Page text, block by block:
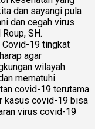
dan sayangi pula
dan cegah virus
SH.
Covid-19 tingkat
agar
wilayah
mematuhi
covid-19 terutama
kasus covid-19 bisa
virus covid-19